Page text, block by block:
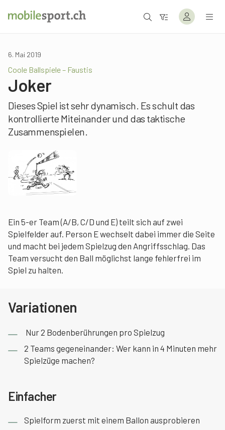
6. Mai 2019
Coole Ballspiele – Faustis
Joker
Dieses Spiel ist sehr dynamisch. Es schult das
kontrollierte Miteinander und das taktische
Zusammenspielen.
Ein 5-er Team (A/B, C/D und E) teilt sich auf zwei
Spielfelder auf. Person E wechselt dabei immer die Seite
und macht bei jedem Spielzug den Angriffsschlag. Das
Team versucht den Ball möglichst lange fehlerfrei im
Spiel zu halten.
Variationen
Nur 2 Bodenberührungen pro Spielzug
2 Teams gegeneinander: Wer kann in 4 Minuten mehr
Spielzüge machen?
Einfacher
Spielform zuerst mit einem Ballon ausprobieren